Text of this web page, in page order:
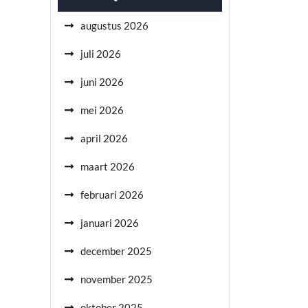
augustus 2026
juli 2026
juni 2026
mei 2026
april 2026
maart 2026
februari 2026
januari 2026
december 2025
november 2025